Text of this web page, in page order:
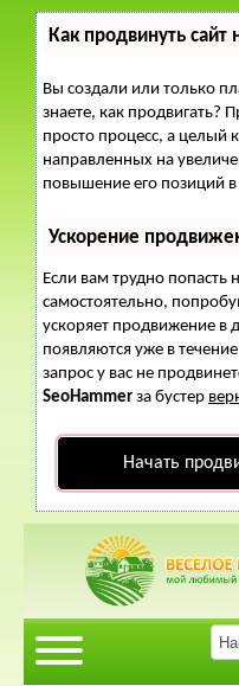
Как продвинуть сайт
Вы создали или только
знаете, как продвигать?
просто процесс, а целый
направленных на
повышение его позиций
Ускорение
Если вам трудно попасть
самостоятельно,
ускоряет продвижение в
появляются уже в
запрос у вас не
SeoHammer за бустер
Начать